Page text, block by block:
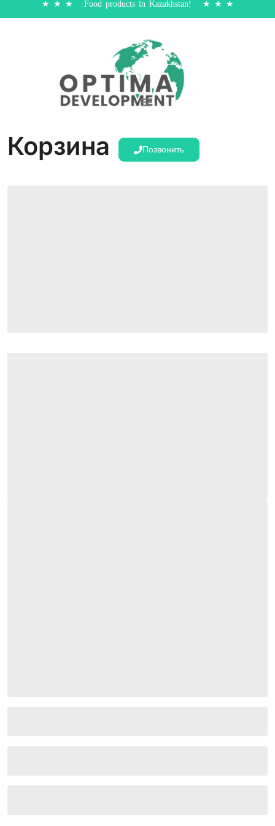
★ ★ ★ Food products in Kazakhstan! ★ ★ ★
Позвонить
Корзина